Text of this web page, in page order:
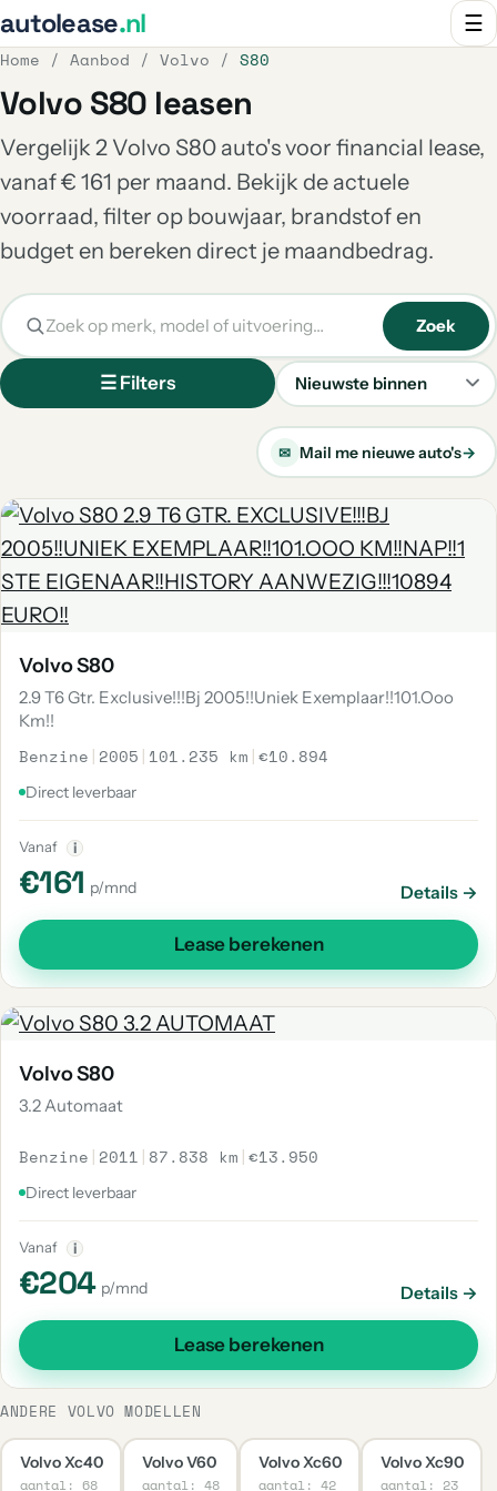
autolease.nl ☰
Home / Aanbod / Volvo / S80
Volvo S80 leasen
Vergelijk 2 Volvo S80 auto's voor financial lease,
vanaf € 161 per maand. Bekijk de actuele
voorraad, filter op bouwjaar, brandstof en
budget en bereken direct je maandbedrag.
☰ Filters
Sorteren
Zoek
✉ Mail me nieuwe auto's→
Volvo S80
2.9 T6 Gtr. Exclusive!!!Bj 2005!!Uniek Exemplaar!!101.Ooo
Km!!
Benzine | 2005 | 101.235 km |€10.894
Direct leverbaar
Vanaf i
€161 p/mnd Details →
Lease berekenen
Volvo S80
3.2 Automaat
Benzine | 2011 | 87.838 km |€13.950
Direct leverbaar
Vanaf i
€204 p/mnd Details →
Lease berekenen
ANDERE VOLVO MODELLEN
Volvo Xc40
aantal: 68
Volvo V60
aantal: 48
Volvo Xc60
aantal: 42
Volvo Xc90
aantal: 23